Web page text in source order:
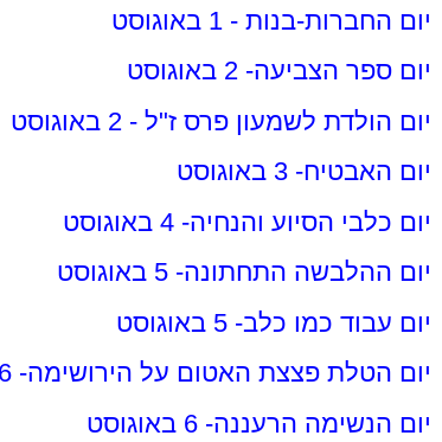
יום החברות-בנות - 1 באוגוסט
יום ספר הצביעה- 2 באוגוסט
יום הולדת לשמעון פרס ז"ל - 2 באוגוסט
יום האבטיח- 3 באוגוסט
יום כלבי הסיוע והנחיה- 4 באוגוסט
יום ההלבשה התחתונה- 5 באוגוסט
יום עבוד כמו כלב- 5 באוגוסט
יום הטלת פצצת האטום על הירושימה- 6 באוגוסט
יום הנשימה הרעננה- 6 באוגוסט